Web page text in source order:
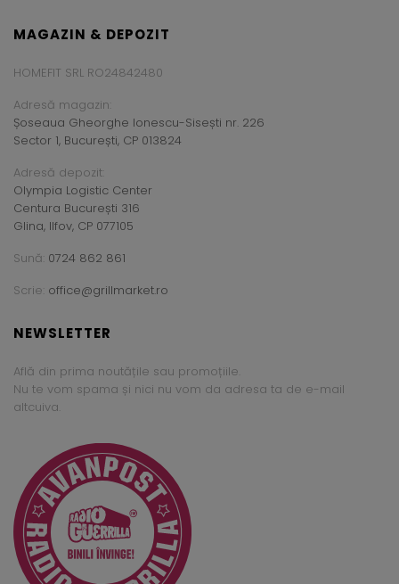
MAGAZIN & DEPOZIT
HOMEFIT SRL RO24842480
Adresă magazin:
Șoseaua Gheorghe Ionescu-Sisești nr. 226
Sector 1, București, CP 013824
Adresă depozit:
Olympia Logistic Center
Centura București 316
Glina, Ilfov, CP 077105
Sună: 0724 862 861
Scrie: office@grillmarket.ro
NEWSLETTER
Află din prima noutățile sau promoțiile.
Nu te vom spama și nici nu vom da adresa ta de e-mail
altcuiva.